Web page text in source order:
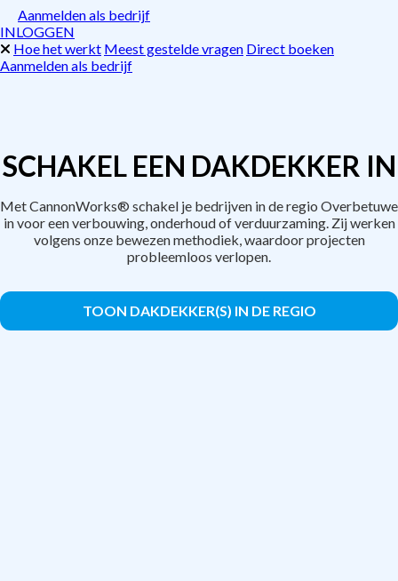
Aanmelden als bedrijf
INLOGGEN
Hoe het werkt Meest gestelde vragen Direct boeken
Aanmelden als bedrijf
SCHAKEL EEN DAKDEKKER IN
Met CannonWorks® schakel je bedrijven in de regio Overbetuwe
in voor een verbouwing, onderhoud of verduurzaming. Zij werken
volgens onze bewezen methodiek, waardoor projecten
probleemloos verlopen.
TOON DAKDEKKER(S) IN DE REGIO